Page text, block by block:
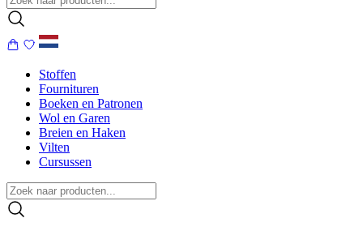
Stoffen
Fournituren
Boeken en Patronen
Wol en Garen
Breien en Haken
Vilten
Cursussen